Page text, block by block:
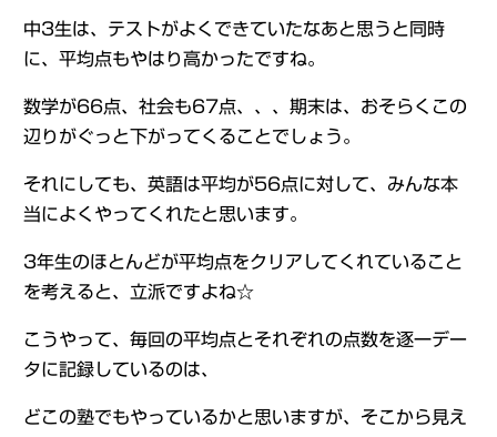
中3生は、テストがよくできていたなあと思うと同時
に、平均点もやはり高かったですね。
数学が66点、社会も67点、、、期末は、おそらくこの
辺りがぐっと下がってくることでしょう。
それにしても、英語は平均が56点に対して、みんな本
当によくやってくれたと思います。
3年生のほとんどが平均点をクリアしてくれていること
を考えると、立派ですよね☆
こうやって、毎回の平均点とそれぞれの点数を逐一デー
タに記録しているのは、
どこの塾でもやっているかと思いますが、そこから見え